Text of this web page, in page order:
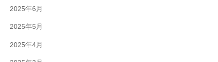
2025年6月
2025年5月
2025年4月